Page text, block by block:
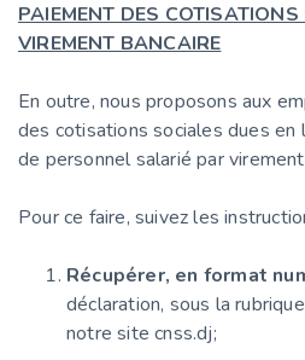
PAIEMENT DES
VIREMENT BANCAIRE
En outre, nous proposons aux
des cotisations sociales dues en
de personnel salarié par
Pour ce faire, suivez les
Récupérer, en format
déclaration, sous la rubrique
notre site cnss.dj;